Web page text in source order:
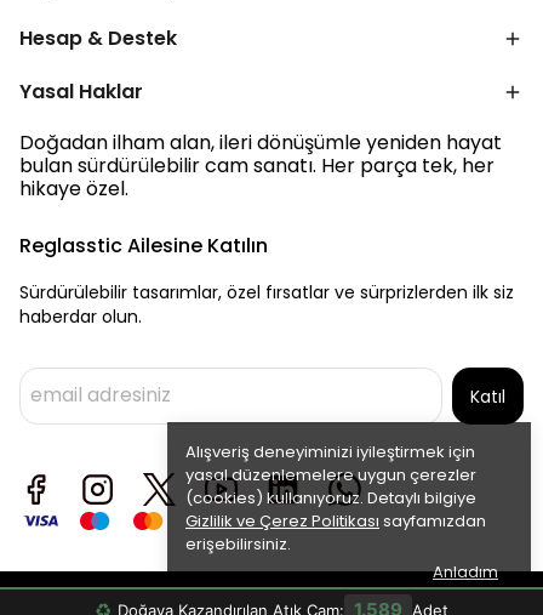
Alışveriş deneyiminizi iyileştirmek için
yasal düzenlemelere uygun çerezler
(cookies) kullanıyoruz. Detaylı bilgiye
Gizlilik ve Çerez Politikası sayfamızdan
erişebilirsiniz.
Anladım
Hesap & Destek
Yasal Haklar
Doğadan ilham alan, ileri dönüşümle yeniden hayat
bulan sürdürülebilir cam sanatı. Her parça tek, her
hikaye özel.
Reglasstic Ailesine Katılın
Sürdürülebilir tasarımlar, özel fırsatlar ve sürprizlerden ilk siz
haberdar olun.
Katıl
©2026 Reglasstic Tüm Hakları Saklıdır.
♻ Doğaya Kazandırılan Atık Cam: 1.589 Adet